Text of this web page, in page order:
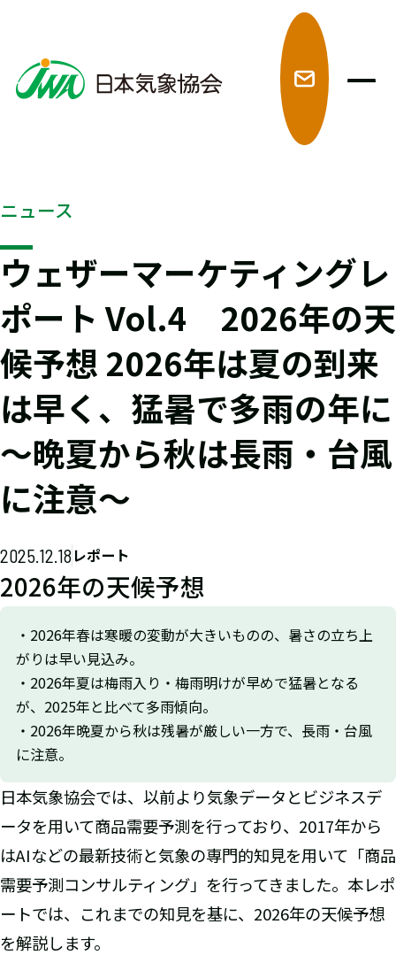
ニュース
ウェザーマーケティングレ
ポート Vol.4 2026年の天
候予想 2026年は夏の到来
は早く、猛暑で多雨の年に
～晩夏から秋は長雨・台風
に注意～
2025.12.18レポート
2026年の天候予想
・2026年春は寒暖の変動が大きいものの、暑さの立ち上
がりは早い見込み。
・2026年夏は梅雨入り・梅雨明けが早めで猛暑となる
が、2025年と比べて多雨傾向。
・2026年晩夏から秋は残暑が厳しい一方で、長雨・台風
に注意。
日本気象協会では、以前より気象データとビジネスデ
ータを用いて商品需要予測を行っており、2017年から
はAIなどの最新技術と気象の専門的知見を用いて「商品
需要予測コンサルティング」を行ってきました。本レポ
ートでは、これまでの知見を基に、2026年の天候予想
を解説します。